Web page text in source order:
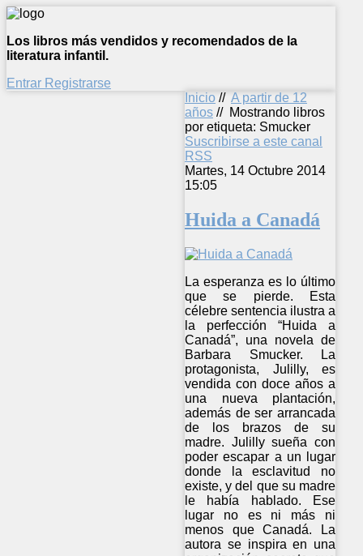
Los libros más vendidos y recomendados de la
literatura infantil.
Entrar Registrarse
Inicio // A partir de 12
años // Mostrando libros
por etiqueta: Smucker
Suscribirse a este canal
RSS
Martes, 14 Octubre 2014
15:05
Huida a Canadá
La esperanza es lo último
que se pierde. Esta
célebre sentencia ilustra a
la perfección “Huida a
Canadá”, una novela de
Barbara Smucker. La
protagonista, Julilly, es
vendida con doce años a
una nueva plantación,
además de ser arrancada
de los brazos de su
madre. Julilly sueña con
poder escapar a un lugar
donde la esclavitud no
existe, y del que su madre
le había hablado. Ese
lugar no es ni más ni
menos que Canadá. La
autora se inspira en una